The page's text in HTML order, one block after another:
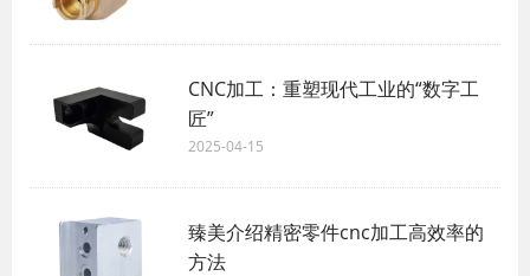
CNC加工：重塑现代工业的“数字工
匠”
2025-04-15
臻美介绍精密零件cnc加工高效率的
方法